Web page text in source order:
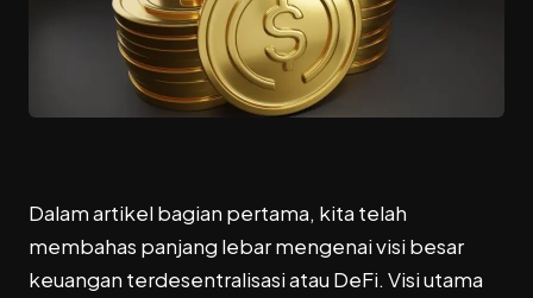
Dalam artikel bagian pertama, kita telah
membahas panjang lebar mengenai visi besar
keuangan terdesentralisasi atau DeFi. Visi utama